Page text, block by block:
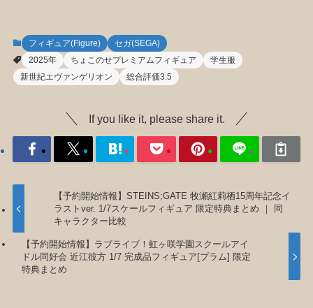
フィギュア(Figure)
セガ(SEGA)
2025年
ちょこのせプレミアムフィギュア
学生服
新世紀エヴァンゲリオン
総合評価3.5
If you like it, please share it.
【予約開始情報】STEINS;GATE 牧瀬紅莉栖15周年記念イ
ラストver. 1/7スケールフィギュア 限定特典まとめ ｜ 同
キャラクター比較
【予約開始情報】ラブライブ！虹ヶ咲学園スクールアイ
ドル同好会 近江彼方 1/7 完成品フィギュア[プラム] 限定
特典まとめ